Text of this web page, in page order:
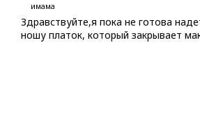
имама
Здравствуйте,я пока не готова
ношу платок, который закрывает